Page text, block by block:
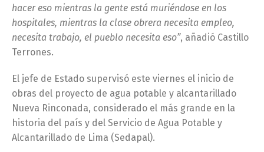
hacer eso mientras la gente está muriéndose en los
hospitales, mientras la clase obrera necesita empleo,
necesita trabajo, el pueblo necesita eso”, añadió Castillo
Terrones.
El jefe de Estado supervisó este viernes el inicio de
obras del proyecto de agua potable y alcantarillado
Nueva Rinconada, considerado el más grande en la
historia del país y del Servicio de Agua Potable y
Alcantarillado de Lima (Sedapal).